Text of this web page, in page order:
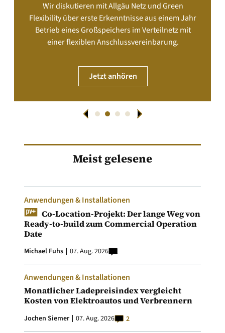
Wir diskutieren mit Allgäu Netz und Green
Flexibility über erste Erkenntnisse aus einem Jahr
Betrieb eines Großspeichers im Verteilnetz mit
einer flexiblen Anschlussvereinbarung.
Jetzt anhören
Meist gelesene
Anwendungen & Installationen
Co-Location-Projekt: Der lange Weg von
Ready-to-build zum Commercial Operation
Date
Michael Fuhs 07. Aug. 2026
Anwendungen & Installationen
Monatlicher Ladepreisindex vergleicht
Kosten von Elektroautos und Verbrennern
Jochen Siemer 07. Aug. 2026 2